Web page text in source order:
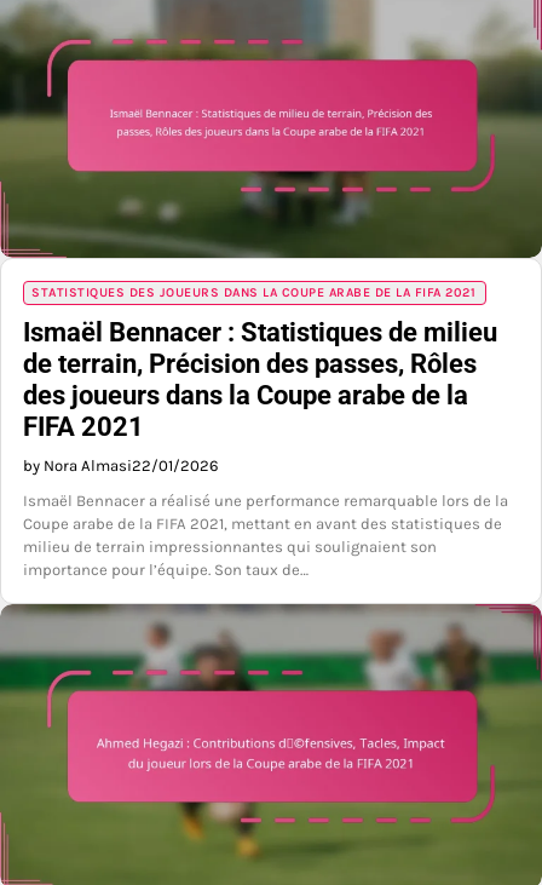
STATISTIQUES DES JOUEURS DANS LA COUPE ARABE DE LA FIFA 2021
Ismaël Bennacer : Statistiques de milieu
de terrain, Précision des passes, Rôles
des joueurs dans la Coupe arabe de la
FIFA 2021
by Nora Almasi22/01/2026
Ismaël Bennacer a réalisé une performance remarquable lors de la
Coupe arabe de la FIFA 2021, mettant en avant des statistiques de
milieu de terrain impressionnantes qui soulignaient son
importance pour l’équipe. Son taux de…